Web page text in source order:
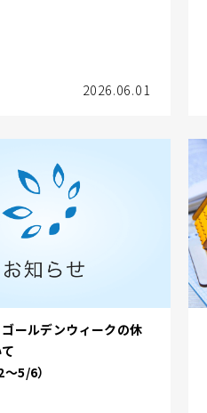
2026.06.01
ゴールデンウィークの休
5/6）